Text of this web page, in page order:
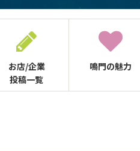
お店/企業
投稿一覧
鳴門の魅力